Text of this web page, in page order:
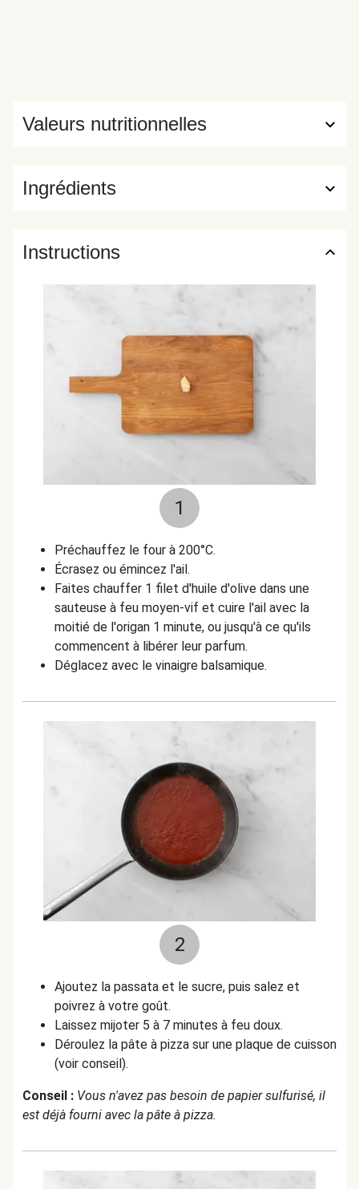
Ingrédients
Valeurs nutritionnelles
Instructions
1
Préchauffez le four à 200°C.
Écrasez ou émincez l'ail.
Faites chauffer 1 filet d'huile d'olive dans une
sauteuse à feu moyen-vif et cuire l'ail avec la
moitié de l'origan 1 minute, ou jusqu'à ce qu'ils
commencent à libérer leur parfum.
Déglacez avec le vinaigre balsamique.
2
Ajoutez la passata et le sucre, puis salez et
poivrez à votre goût.
Laissez mijoter 5 à 7 minutes à feu doux.
Déroulez la pâte à pizza sur une plaque de cuisson
(voir conseil).
Conseil : Vous n'avez pas besoin de papier sulfurisé, il
est déjà fourni avec la pâte à pizza.